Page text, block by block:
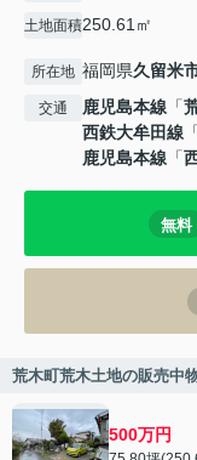
土地面積250.61㎡
所在地 福岡県久留米
交通 鹿児島本線 「
西鉄大牟田線 「
鹿児島本線 「
無料
荒木町荒木土地の販売中
500万円